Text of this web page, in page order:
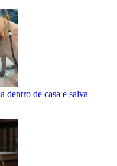
dentro de casa e salva